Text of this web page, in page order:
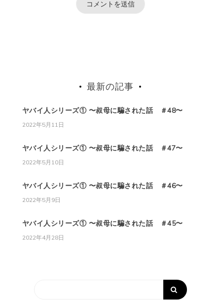
最新の記事
ヤバイ人シリーズ① 〜叔母に騙された話 ＃48〜
2022年5月11日
ヤバイ人シリーズ① 〜叔母に騙された話 ＃47〜
2022年5月10日
ヤバイ人シリーズ① 〜叔母に騙された話 ＃46〜
2022年5月9日
ヤバイ人シリーズ① 〜叔母に騙された話 ＃45〜
2022年4月28日